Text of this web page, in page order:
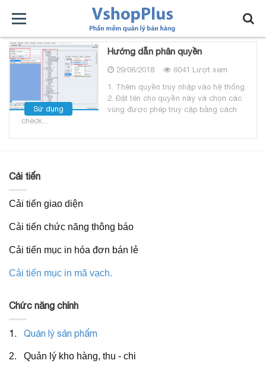
MIỄN
CÀI
SỬ
BẢO
HỖ
BẢNG
Sử dụng
Hướng dẫn phân quyền
29/06/2018
6041 Lượt xem
1. Thêm quyền truy nhập vào hệ thống
2. Đặt tên cho quyền này và chọn các
vùng được phép truy cập bằng cách
check...
Cải tiến
Cải tiến giao diện
Cải tiến chức năng thông báo
Cải tiến mục in hóa đơn bán lẻ
Cải tiến mục in mã vạch.
Chức năng chính
1. Quản lý sản phẩm
2. Quản lý kho hàng, thu - chi